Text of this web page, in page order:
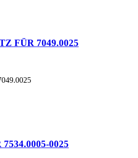
FÜR 7049.0025
0025